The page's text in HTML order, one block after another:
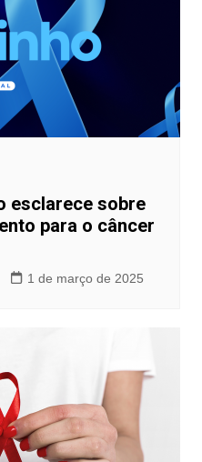
esclarece sobre
para o câncer
1 de março de 2025